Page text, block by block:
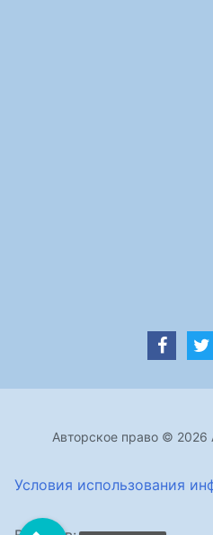
Авторское право © 2026
Условия использования